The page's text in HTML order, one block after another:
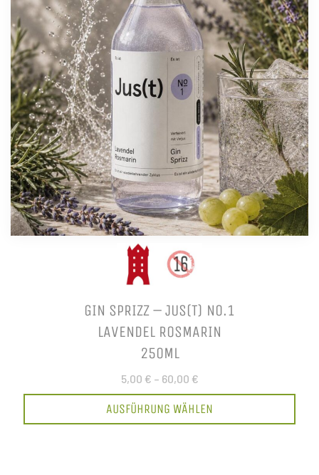
GIN SPRIZZ – JUS(T) NO.1
LAVENDEL ROSMARIN
250ML
5,00 € – 60,00 €
AUSFÜHRUNG WÄHLEN